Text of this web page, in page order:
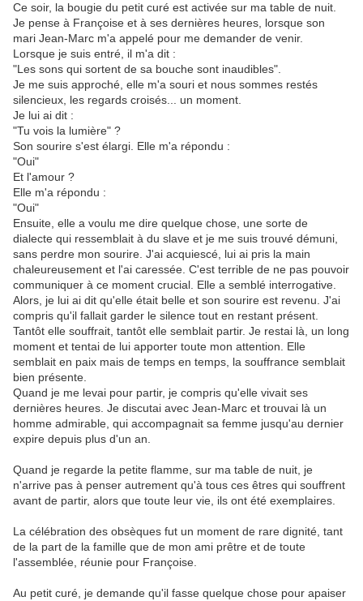
Ce soir, la bougie du petit curé est activée sur ma table de nuit.
Je pense à Françoise et à ses dernières heures, lorsque son
mari Jean-Marc m'a appelé pour me demander de venir.
Lorsque je suis entré, il m'a dit :
"Les sons qui sortent de sa bouche sont inaudibles".
Je me suis approché, elle m'a souri et nous sommes restés
silencieux, les regards croisés... un moment.
Je lui ai dit :
"Tu vois la lumière" ?
Son sourire s'est élargi. Elle m'a répondu :
"Oui"
Et l'amour ?
Elle m'a répondu :
"Oui"
Ensuite, elle a voulu me dire quelque chose, une sorte de
dialecte qui ressemblait à du slave et je me suis trouvé démuni,
sans perdre mon sourire. J'ai acquiescé, lui ai pris la main
chaleureusement et l'ai caressée. C'est terrible de ne pas pouvoir
communiquer à ce moment crucial. Elle a semblé interrogative.
Alors, je lui ai dit qu'elle était belle et son sourire est revenu. J'ai
compris qu'il fallait garder le silence tout en restant présent.
Tantôt elle souffrait, tantôt elle semblait partir. Je restai là, un long
moment et tentai de lui apporter toute mon attention. Elle
semblait en paix mais de temps en temps, la souffrance semblait
bien présente.
Quand je me levai pour partir, je compris qu'elle vivait ses
dernières heures. Je discutai avec Jean-Marc et trouvai là un
homme admirable, qui accompagnait sa femme jusqu'au dernier
expire depuis plus d'un an.
Quand je regarde la petite flamme, sur ma table de nuit, je
n'arrive pas à penser autrement qu'à tous ces êtres qui souffrent
avant de partir, alors que toute leur vie, ils ont été exemplaires.
La célébration des obsèques fut un moment de rare dignité, tant
de la part de la famille que de mon ami prêtre et de toute
l'assemblée, réunie pour Françoise.
Au petit curé, je demande qu'il fasse quelque chose pour apaiser